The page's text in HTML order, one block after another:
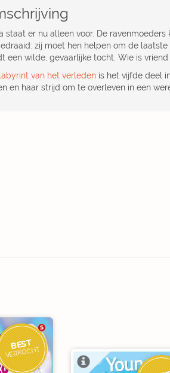
staat er nu alleen voor. De
zij moet hen helpen om de
een wilde, gevaarlijke tocht. Wie is vriend
van het verleden is het vijfde deel
en haar strijd om te overleven in een
BEST
VERKOCHT